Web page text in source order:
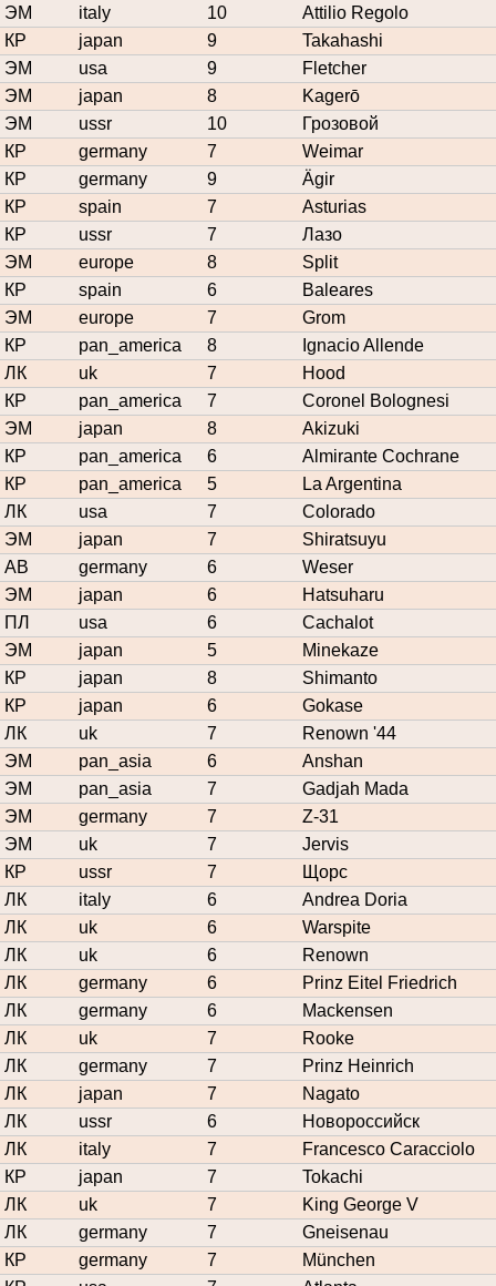
ЭМ italy 10
Attilio Regolo
КР
japan 9
Takahashi
ЭМ
usa 9
Fletcher
ЭМ
japan 8
Kagerō
ЭМ
ussr 10
Грозовой
КР
germany 7
Weimar
КР
germany 9
Ägir
КР
spain 7
Asturias
КР
ussr 7
Лазо
ЭМ
europe 8
Split
КР
spain 6
Baleares
ЭМ
europe 7
Grom
КР
pan_america 8
Ignacio Allende
ЛК
uk 7
Hood
КР
pan_america 7
Coronel Bolognesi
ЭМ
japan 8
Akizuki
КР
pan_america 6
Almirante Cochrane
КР
pan_america 5
La Argentina
ЛК
usa 7
Colorado
ЭМ
japan 7
Shiratsuyu
АВ
germany 6
Weser
ЭМ
japan 6
Hatsuharu
ПЛ
usa 6
Cachalot
ЭМ
japan 5
Minekaze
КР
japan 8
Shimanto
КР
japan 6
Gokase
ЛК
uk 7
Renown '44
ЭМ
pan_asia 6
Anshan
ЭМ
pan_asia 7
Gadjah Mada
ЭМ
germany 7
Z-31
ЭМ
uk 7
Jervis
КР
ussr 7
Щорс
ЛК
italy 6
Andrea Doria
ЛК
uk 6
Warspite
ЛК
uk 6
Renown
ЛК
germany 6
Prinz Eitel Friedrich
ЛК
germany 6
Mackensen
ЛК
uk 7
Rooke
ЛК
germany 7
Prinz Heinrich
ЛК
japan 7
Nagato
ЛК
ussr 6
Новороссийск
ЛК
italy 7
Francesco Caracciolo
КР
japan 7
Tokachi
ЛК
uk 7
King George V
ЛК
germany 7
Gneisenau
КР
germany 7
München